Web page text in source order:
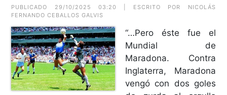
PUBLICADO 29/10/2025 03:20 | ESCRITO POR NICOLÁS
FERNANDO CEBALLOS GALVIS
“…Pero éste fue el
Mundial de
Maradona. Contra
Inglaterra, Maradona
vengó con dos goles